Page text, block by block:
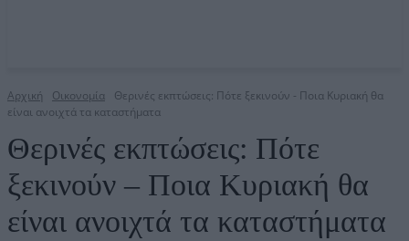
Αρχική Οικονομία
Θερινές εκπτώσεις: Πότε ξεκινούν - Ποια Κυριακή θα
είναι ανοιχτά τα καταστήματα
Θερινές εκπτώσεις: Πότε
ξεκινούν – Ποια Κυριακή θα
είναι ανοιχτά τα καταστήματα